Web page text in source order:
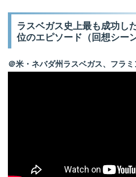
ラスベガス史上最も成功し
位のエピソード（回想シーン
＠米・ネバダ州ラスベガス、フラミ